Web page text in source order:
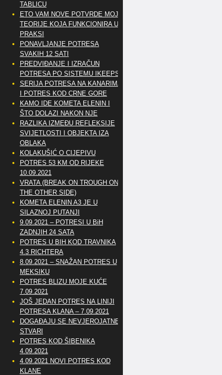
TABLICU
ETO VAM NOVE POTVRDE MOJE
TEORIJE KOJA FUNKCIONIRA U
PRAKSI
PONAVLJANJE POTRESA
SVAKIH 12 SATI
PREDVIĐANJE I IZRAČUN
POTRESA PO SISTEMU IKEEPS
SERIJA POTRESA NA KANARIMA
I POTRES KOD CRNE GORE
KAMO IDE KOMETA ELENIN I
ŠTO DOLAZI NAKON NJE
RAZLIKA IZMEĐU REFLEKSIJE
SVIJETLOSTI I OBJEKTA IZA
OBLAKA
KOLAKUŠIĆ O CIJEPIVU
POTRES 53 KM OD RIJEKE
10.09.2021
VRATA (BREAK ON TROUGH ON
THE OTHER SIDE)
KOMETA ELENIN A3 JE U
SILAZNOJ PUTANJI
9.09.2021 – POTRESI U BiH
ZADNJIH 24 SATA
POTRES U BIH KOD TRAVNIKA
4.3 RICHTERA
8.09.2021 – SNAŽAN POTRES U
MEKSIKU
POTRES BLIZU MOJE KUĆE
7.09.2021
JOŠ JEDAN POTRES NA LINIJI
POTRESA KLANA – 7.09.2021
DOGAĐAJU SE NEVJEROJATNE
STVARI
POTRES KOD ŠIBENIKA
4.09.2021
4.09.2021 NOVI POTRES KOD
KLANE